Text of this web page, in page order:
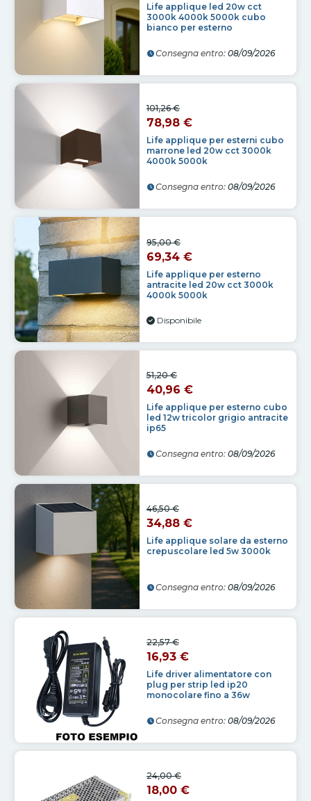
Life applique led 20w cct
3000k 4000k 5000k cubo
bianco per esterno
Consegna entro: 08/09/2026
Life applique per esterni cubo
marrone led 20w cct 3000k
4000k 5000k
101,26 €
78,98 €
Consegna entro: 08/09/2026
Life applique per esterno
antracite led 20w cct 3000k
4000k 5000k
95,00 €
69,34 €
Disponibile
Life applique per esterno cubo
led 12w tricolor grigio antracite
ip65
51,20 €
40,96 €
Consegna entro: 08/09/2026
Life applique solare da esterno
crepuscolare led 5w 3000k
46,50 €
34,88 €
Consegna entro: 08/09/2026
Life driver alimentatore con
plug per strip led ip20
monocolare fino a 36w
22,57 €
16,93 €
Consegna entro: 08/09/2026
24,00 €
18,00 €